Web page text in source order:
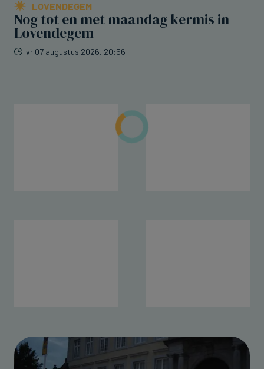
LOVENDEGEM
Nog tot en met maandag kermis in
Lovendegem
vr 07 augustus 2026, 20:56